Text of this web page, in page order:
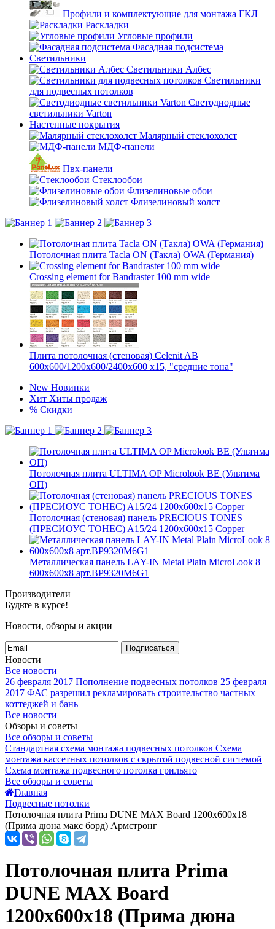
Профили и комплектующие для монтажа ГКЛ
Раскладки
Угловые профили
Фасадная подсистема
Светильники
Светильники Албес
Светильники
для подвесных потолков
Светодиодные
светильники Varton
Настенные покрытия
Малярный стеклохолст
МДФ-панели
Пвх-панели
Стеклообои
Флизелиновые обои
Флизелиновый холст
Потолочная плита Tacla ON (Такла) OWA (Германия)
Crossing element for Bandraster 100 mm wide
Плита потолочная (стеновая) Celenit AB
600x600/1200x600/2400x600 x15, "средние тона"
New Новинки
Хит Хиты продаж
% Скидки
Потолочная плита ULTIMA OP Microlook BE (Ультима
ОП)
Потолочная (стеновая) панель PRECIOUS TONES
(ПРЕCИОУС ТОНЕС) A15/24 1200x600x15 Copper
Металлическая панель LAY-IN Metal Plain MicroLook 8
600x600x8 арт.BP9320M6G1
Производители
Будьте в курсе!
Новости, обзоры и акции
Подписаться
Новости
Все новости
26 февраля 2017 Пополнение подвесных потолков 25 февраля
2017 ФАС разрешил рекламировать строительство частных
коттеджей и бань
Все новости
Обзоры и советы
Все обзоры и советы
Стандартная схема монтажа подвесных потолков Схема
монтажа кассетных потолков с скрытой подвесной системой
Схема монтажа подвесного потолка грильято
Все обзоры и советы
Главная
Подвесные потолки
Потолочная плита Prima DUNE MAX Board 1200x600x18
(Прима дюна макс борд) Армстронг
Потолочная плита Prima
DUNE MAX Board
1200x600x18 (Прима дюна